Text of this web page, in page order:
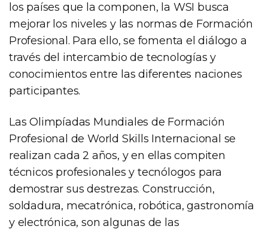
los países que la componen, la WSI busca
mejorar los niveles y las normas de Formación
Profesional. Para ello, se fomenta el diálogo a
través del intercambio de tecnologías y
conocimientos entre las diferentes naciones
participantes.
Las Olimpíadas Mundiales de Formación
Profesional de World Skills Internacional se
realizan cada 2 años, y en ellas compiten
técnicos profesionales y tecnólogos para
demostrar sus destrezas. Construcción,
soldadura, mecatrónica, robótica, gastronomía
y electrónica, son algunas de las